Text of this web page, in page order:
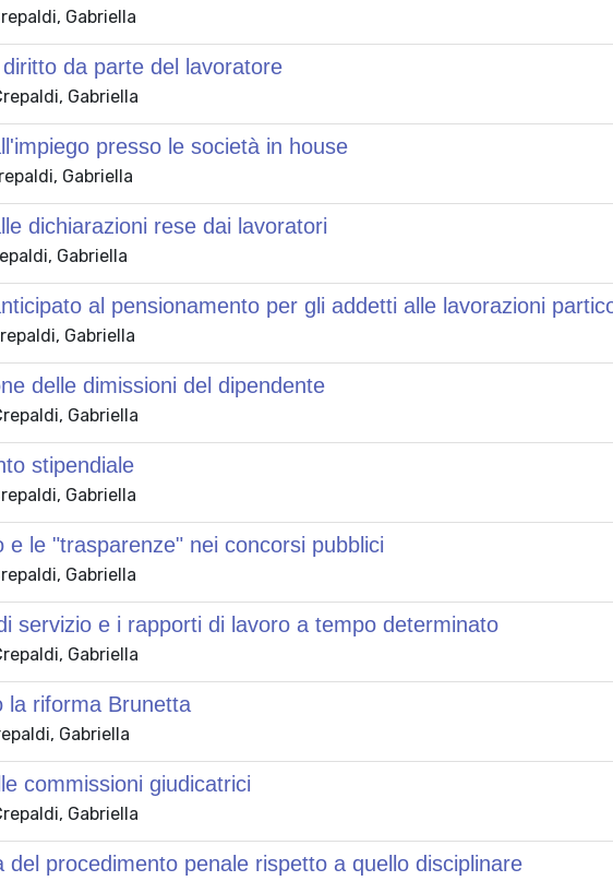
Gabriella
da parte del lavoratore
Gabriella
presso le società in house
Gabriella
dichiarazioni rese dai lavoratori
Gabriella
al pensionamento per gli addetti alle lavorazioni
Gabriella
delle dimissioni del dipendente
Gabriella
stipendiale
Gabriella
e le "trasparenze" nei concorsi pubblici
Gabriella
servizio e i rapporti di lavoro a tempo determinato
Gabriella
la riforma Brunetta
Gabriella
commissioni giudicatrici
Gabriella
del procedimento penale rispetto a quello disciplinare